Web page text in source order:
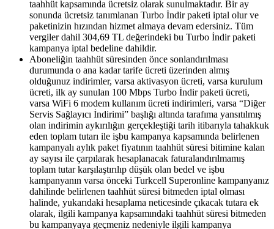
taahhüt kapsamında ücretsiz olarak sunulmaktadır. Bir ay
sonunda ücretsiz tanımlanan Turbo İndir paketi iptal olur ve
paketinizin hızından hizmet almaya devam edersiniz. Tüm
vergiler dahil 304,69 TL değerindeki bu Turbo İndir paketi
kampanya iptal bedeline dahildir.
Aboneliğin taahhüt süresinden önce sonlandırılması
durumunda o ana kadar tarife ücreti üzerinden almış
olduğunuz indirimler, varsa aktivasyon ücreti, varsa kurulum
ücreti, ilk ay sunulan 100 Mbps Turbo İndir paketi ücreti,
varsa WiFi 6 modem kullanım ücreti indirimleri, varsa “Diğer
Servis Sağlayıcı İndirimi” başlığı altında tarafıma yansıtılmış
olan indirimin aykırılığın gerçekleştiği tarih itibarıyla tahakkuk
eden toplam tutarı ile işbu kampanya kapsamında belirlenen
kampanyalı aylık paket fiyatının taahhüt süresi bitimine kalan
ay sayısı ile çarpılarak hesaplanacak faturalandırılmamış
toplam tutar karşılaştırılıp düşük olan bedel ve işbu
kampanyanın varsa önceki Turkcell Superonline kampanyanız
dahilinde belirlenen taahhüt süresi bitmeden iptal olması
halinde, yukarıdaki hesaplama neticesinde çıkacak tutara ek
olarak, ilgili kampanya kapsamındaki taahhüt süresi bitmeden
bu kampanyaya geçmeniz nedeniyle ilgili kampanya